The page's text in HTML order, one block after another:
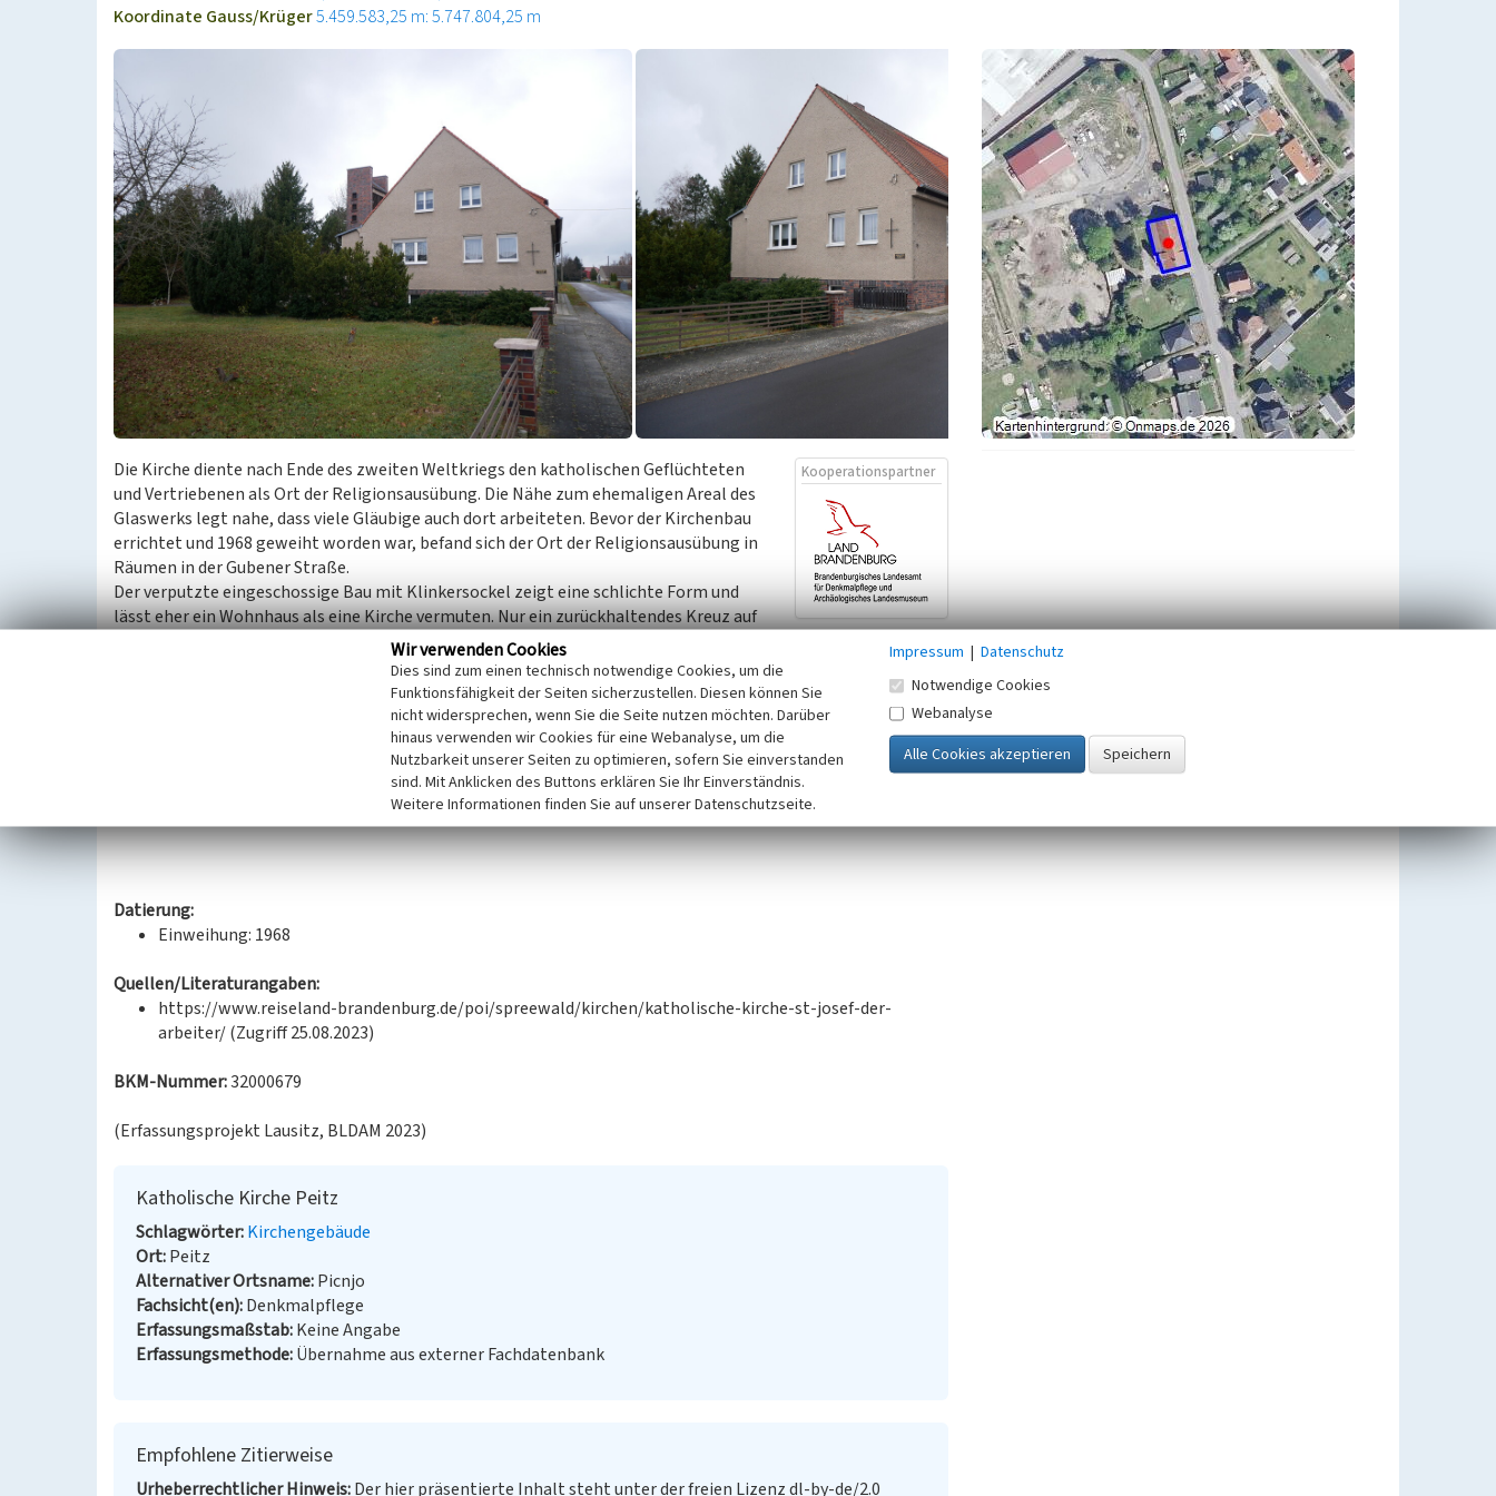
Koordinate Gauss/Krüger5.459.583,25 m: 5.747.804,25 m
Kooperationspartner
Die Kirche diente nach Ende des zweiten Weltkriegs den katholischen Geflüchteten
und Vertriebenen als Ort der Religionsausübung. Die Nähe zum ehemaligen Areal des
Glaswerks legt nahe, dass viele Gläubige auch dort arbeiteten. Bevor der Kirchenbau
errichtet und 1968 geweiht worden war, befand sich der Ort der Religionsausübung in
Räumen in der Gubener Straße.
Der verputzte eingeschossige Bau mit Klinkersockel zeigt eine schlichte Form und
lässt eher ein Wohnhaus als eine Kirche vermuten. Nur ein zurückhaltendes Kreuz auf
der Gebäudestirnseite, verbunden mit einer Plakette mit der Aufschrift Katholische
Kirche St. Josef, verweist auf die Kirchenfunktion. Hinter dem längsrechteckigen, mit einem Satteldach
abschließenden Gebäude, auf der straßenabgewandten Seite, steht ein nicht über das Dach hinaus ragender
Kirchturm, der auch als Eingang dient. Die Turmhöhe war Resultat von Baubestimmungen in der DDR, die
festlegten, dass Kirchtürme das Gebäudedach nicht überragen durften. Die Glocken stammen aus dem VEB
Glockengießerei Apolda. Im Eingangsbereich befindet sich eine Holzschnitzarbeit von Felix Hertel aus dem
Jahr 1953. Die Gebrüder Fromelius schufen den Corpus des Kreuzes im Altarraum (1983) und eine Skulptur der
Heiligen Maria mit dem Jesuskind (1978).
Datierung:
Einweihung: 1968
Quellen/Literaturangaben:
https://www.reiseland-brandenburg.de/poi/spreewald/kirchen/katholische-kirche-st-josef-der-
arbeiter/ (Zugriff 25.08.2023)
BKM-Nummer:32000679
(Erfassungsprojekt Lausitz, BLDAM 2023)
Katholische Kirche Peitz
Schlagwörter Kirchengebäude
Ort Peitz
Alternativer Ortsname Picnjo
Fachsicht(en) Denkmalpflege
Erfassungsmaßstab Keine Angabe
Erfassungsmethode Übernahme aus externer Fachdatenbank
Empfohlene Zitierweise
Urheberrechtlicher Hinweis Der hier präsentierte Inhalt steht unter der freien Lizenz dl-by-de/2.0
Wir verwenden Cookies
Dies sind zum einen technisch notwendige Cookies, um die
Funktionsfähigkeit der Seiten sicherzustellen. Diesen können Sie
nicht widersprechen, wenn Sie die Seite nutzen möchten. Darüber
hinaus verwenden wir Cookies für eine Webanalyse, um die
Nutzbarkeit unserer Seiten zu optimieren, sofern Sie einverstanden
sind. Mit Anklicken des Buttons erklären Sie Ihr Einverständnis.
Weitere Informationen finden Sie auf unserer Datenschutzseite.
Impressum | Datenschutz
Notwendige Cookies
Webanalyse